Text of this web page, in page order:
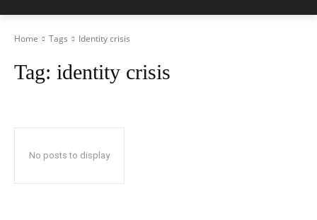
Home Tags Identity crisis
Tag: identity crisis
No posts to display